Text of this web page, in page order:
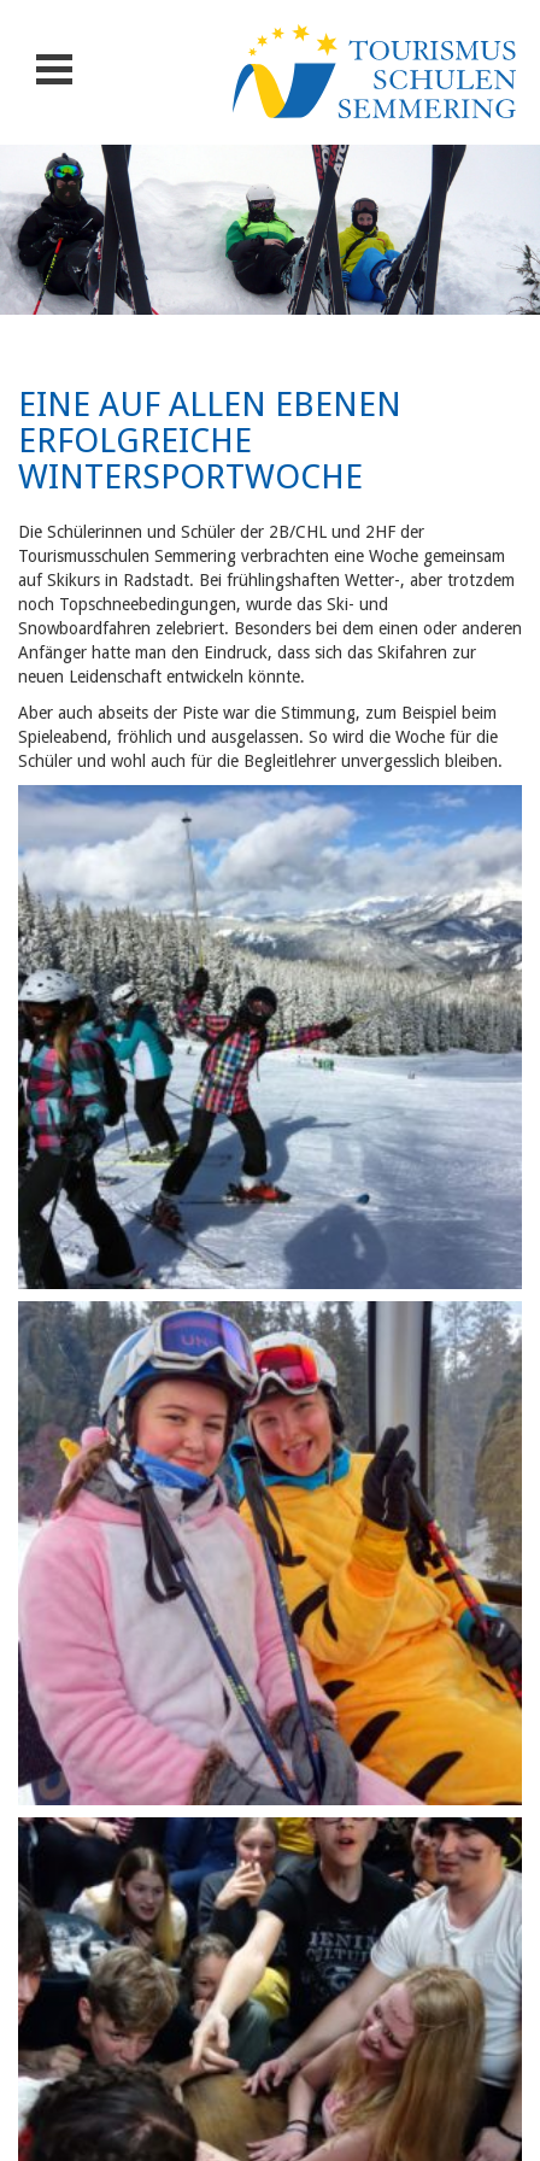
EINE AUF ALLEN EBENEN
ERFOLGREICHE
WINTERSPORTWOCHE
Die Schülerinnen und Schüler der 2B/CHL und 2HF der
Tourismusschulen Semmering verbrachten eine Woche gemeinsam
auf Skikurs in Radstadt. Bei frühlingshaften Wetter-, aber trotzdem
noch Topschneebedingungen, wurde das Ski- und
Snowboardfahren zelebriert. Besonders bei dem einen oder anderen
Anfänger hatte man den Eindruck, dass sich das Skifahren zur
neuen Leidenschaft entwickeln könnte.
Aber auch abseits der Piste war die Stimmung, zum Beispiel beim
Spieleabend, fröhlich und ausgelassen. So wird die Woche für die
Schüler und wohl auch für die Begleitlehrer unvergesslich bleiben.